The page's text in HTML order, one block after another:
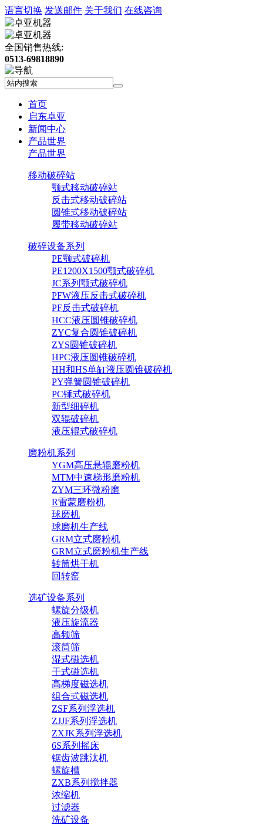
语言切换 发送邮件 关于我们 在线咨询
全国销售热线:
0513-69818890
首页
启东卓亚
新闻中心
产品世界
产品世界
移动破碎站
颚式移动破碎站
反击式移动破碎站
圆锥式移动破碎站
履带移动破碎站
破碎设备系列
PE颚式破碎机
PE1200X1500颚式破碎机
JC系列颚式破碎机
PFW液压反击式破碎机
PF反击式破碎机
HCC液压圆锥破碎机
ZYC复合圆锥破碎机
ZYS圆锥破碎机
HPC液压圆锥破碎机
HH和HS单缸液压圆锥破碎机
PY弹簧圆锥破碎机
PC锤式破碎机
新型细碎机
双辊破碎机
液压辊式破碎机
磨粉机系列
YGM高压悬辊磨粉机
MTM中速梯形磨粉机
ZYM三环微粉磨
R雷蒙磨粉机
球磨机
球磨机生产线
GRM立式磨粉机
GRM立式磨粉机生产线
转筒烘干机
回转窑
选矿设备系列
螺旋分级机
液压旋流器
高频筛
滚筒筛
湿式磁选机
干式磁选机
高梯度磁选机
组合式磁选机
ZSF系列浮选机
ZJJF系列浮选机
ZXJK系列浮选机
6S系列摇床
锯齿波跳汰机
螺旋槽
ZXB系列搅拌器
浓缩机
过滤器
洗矿设备